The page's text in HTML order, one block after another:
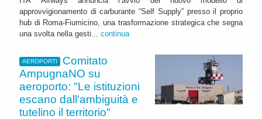
approvvigionamento di carburante “Self Supply” presso il proprio
hub di Roma-Fiumicino, una trasformazione strategica che segna
una svolta nella gesti... continua
AEROPORTI
Comitato
AmpugnaNO su
aeroporto: "Le istituzioni
escano dall'ambiguità e
tutelino il territorio"